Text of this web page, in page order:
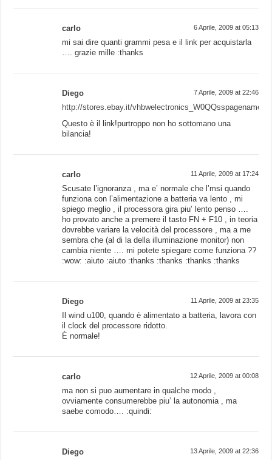
carlo 6 Aprile, 2009 at 05:13
mi sai dire quanti grammi pesa e il link per acquistarla
…. grazie mille :thanks
Diego 7 Aprile, 2009 at 22:46
http://stores.ebay.it/
Questo è il link!purtroppo non ho sottomano una
bilancia!
carlo 11 Aprile, 2009 at 17:24
Scusate l’ignoranza , ma e’ normale che l’msi quando
funziona con l’alimentazione a batteria va lento , mi
spiego meglio , il processora gira piu’ lento penso ….
ho provato anche a premere il tasto FN + F10 , in teoria
dovrebbe variare la velocità del processore , ma a me
sembra che (al di la della illuminazione monitor) non
cambia niente …. mi potete spiegare come funziona ??
:wow: :aiuto :aiuto :thanks :thanks :thanks :thanks
Diego 11 Aprile, 2009 at 23:35
Il wind u100, quando è alimentato a batteria, lavora con
il clock del processore ridotto.
È normale!
carlo 12 Aprile, 2009 at 00:08
ma non si puo aumentare in qualche modo ,
ovviamente consumerebbe piu’ la autonomia , ma
saebe comodo…. :quindi:
Diego 13 Aprile, 2009 at 22:36